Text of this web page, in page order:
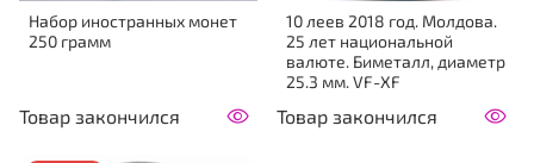
Набор иностранных монет
250 грамм
Товар закончился
10 леев 2018 год. Молдова.
25 лет национальной
валюте. Биметалл, диаметр
25.3 мм. VF-XF
Товар закончился